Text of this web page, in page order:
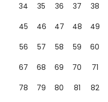
34
35 36 37 38
45
46 47 48 49
56
57 58 59 60
67
68 69 70 71
78
79 80 81 82